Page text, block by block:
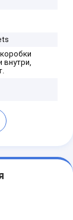
внутри,